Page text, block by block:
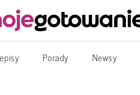
Porady Newsy